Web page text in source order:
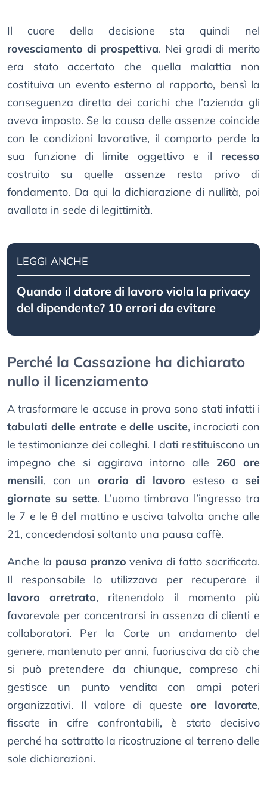
Il cuore della decisione sta quindi nel
rovesciamento di prospettiva. Nei gradi di merito
era stato accertato che quella malattia non
costituiva un evento esterno al rapporto, bensì la
conseguenza diretta dei carichi che l’azienda gli
aveva imposto. Se la causa delle assenze coincide
con le condizioni lavorative, il comporto perde la
sua funzione di limite oggettivo e il recesso
costruito su quelle assenze resta privo di
fondamento. Da qui la dichiarazione di nullità, poi
avallata in sede di legittimità.
LEGGI ANCHE
Quando il datore di lavoro viola la privacy
del dipendente? 10 errori da evitare
Perché la Cassazione ha dichiarato
nullo il licenziamento
A trasformare le accuse in prova sono stati infatti i
tabulati delle entrate e delle uscite, incrociati con
le testimonianze dei colleghi. I dati restituiscono un
impegno che si aggirava intorno alle 260 ore
mensili, con un orario di lavoro esteso a sei
giornate su sette. L’uomo timbrava l’ingresso tra
le 7 e le 8 del mattino e usciva talvolta anche alle
21, concedendosi soltanto una pausa caffè.
Anche la pausa pranzo veniva di fatto sacrificata.
Il responsabile lo utilizzava per recuperare il
lavoro arretrato, ritenendolo il momento più
favorevole per concentrarsi in assenza di clienti e
collaboratori. Per la Corte un andamento del
genere, mantenuto per anni, fuoriusciva da ciò che
si può pretendere da chiunque, compreso chi
gestisce un punto vendita con ampi poteri
organizzativi. Il valore di questeore lavorate,
fissate in cifre confrontabili, è stato decisivo
perché ha sottratto la ricostruzione al terreno delle
sole dichiarazioni.